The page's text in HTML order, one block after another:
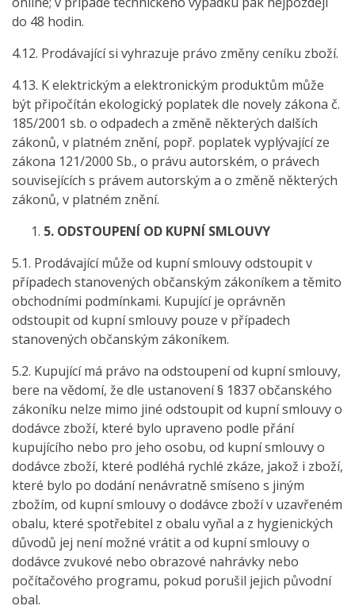
do 48 hodin.
4.12. Prodávající si vyhrazuje právo změny ceníku zboží.
4.13. K elektrickým a elektronickým produktům může
být připočítán ekologický poplatek dle novely zákona č.
185/2001 sb. o odpadech a změně některých dalších
zákonů, v platném znění, popř. poplatek vyplývající ze
zákona 121/2000 Sb., o právu autorském, o právech
souvisejících s právem autorským a o změně některých
zákonů, v platném znění.
5. ODSTOUPENÍ OD KUPNÍ SMLOUVY
5.1. Prodávající může od kupní smlouvy odstoupit v
případech stanovených občanským zákoníkem a těmito
obchodními podmínkami. Kupující je oprávněn
odstoupit od kupní smlouvy pouze v případech
stanovených občanským zákoníkem.
5.2. Kupující má právo na odstoupení od kupní smlouvy,
bere na vědomí, že dle ustanovení § 1837 občanského
zákoníku nelze mimo jiné odstoupit od kupní smlouvy o
dodávce zboží, které bylo upraveno podle přání
kupujícího nebo pro jeho osobu, od kupní smlouvy o
dodávce zboží, které podléhá rychlé zkáze, jakož i zboží,
které bylo po dodání nenávratně smíseno s jiným
zbožím, od kupní smlouvy o dodávce zboží v uzavřeném
obalu, které spotřebitel z obalu vyňal a z hygienických
důvodů jej není možné vrátit a od kupní smlouvy o
dodávce zvukové nebo obrazové nahrávky nebo
počítačového programu, pokud porušil jejich původní
obal.